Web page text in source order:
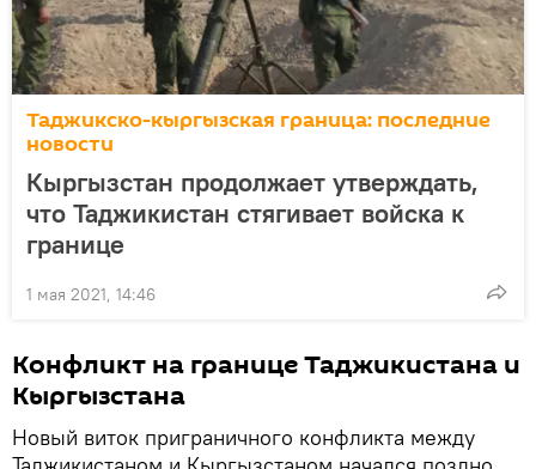
Таджикско-кыргызская граница: последние
новости
Кыргызстан продолжает утверждать,
что Таджикистан стягивает войска к
границе
1 мая 2021, 14:46
Конфликт на границе Таджикистана и
Кыргызстана
Новый виток приграничного конфликта между